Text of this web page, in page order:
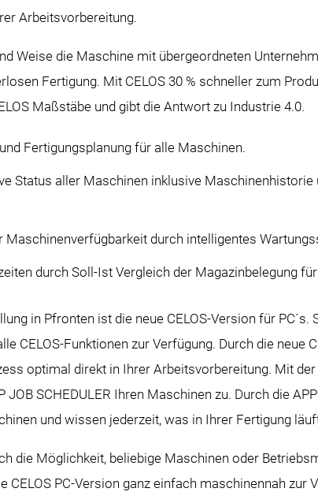
Arbeitsvorbereitung.
Weise die Maschine mit übergeordneten
Fertigung. Mit CELOS 30 % schneller zum
Maßstäbe und gibt die Antwort zu Industrie 4.0.
Fertigungsplanung für alle Maschinen.
Status aller Maschinen inklusive
Maschinenverfügbarkeit durch intelligentes
durch Soll-Ist Vergleich der Magazinbelegung
in Pfronten ist die neue CELOS-Version für
CELOS-Funktionen zur Verfügung. Durch die neue
optimal direkt in Ihrer Arbeitsvorbereitung. Mit
SCHEDULER Ihren Maschinen zu. Durch die
und wissen jederzeit, was in Ihrer Fertigung
die Möglichkeit, beliebige Maschinen oder
CELOS PC-Version ganz einfach maschinennah